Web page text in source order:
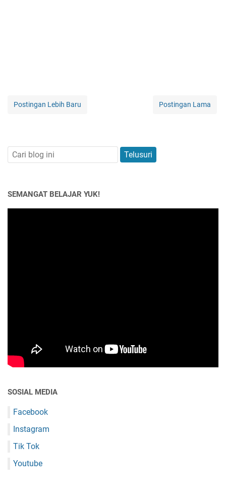
Postingan Lebih Baru Postingan Lama
SEMANGAT BELAJAR YUK!
SOSIAL MEDIA
Facebook
Instagram
Tik Tok
Youtube